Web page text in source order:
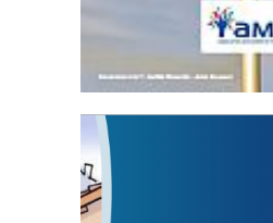
Statut de l’élu local
3 avril 2024
Mise à jour avril 2024
FEUILLETER